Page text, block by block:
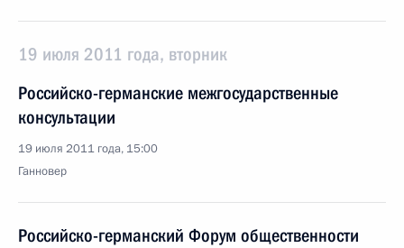
19 июля 2011 года, вторник
Российско-германские межгосударственные
консультации
19 июля 2011 года, 15:00
Ганновер
Российско-германский Форум общественности